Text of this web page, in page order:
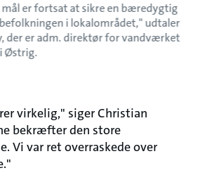
er fortsat at sikre en bæredygtig
i lokalområdet," udtaler
der er adm. direktør for vandværket
Østrig.
virkelig," siger Christian
bekræfter den store
Vi var ret overraskede over